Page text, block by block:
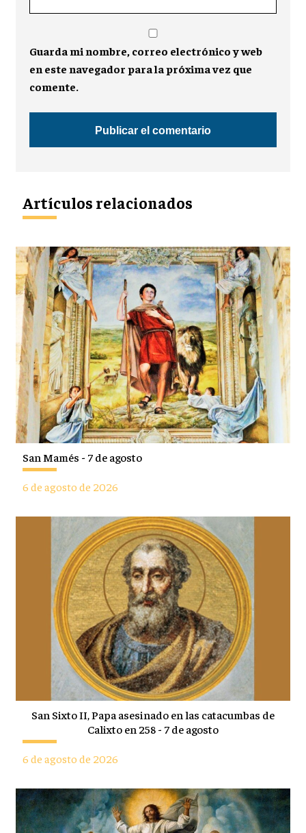
Guarda mi nombre, correo electrónico y web
en este navegador para la próxima vez que
comente.
Artículos relacionados
San Mamés - 7 de agosto
6 de agosto de 2026
San Sixto II, Papa asesinado en las catacumbas de
Calixto en 258 - 7 de agosto
6 de agosto de 2026